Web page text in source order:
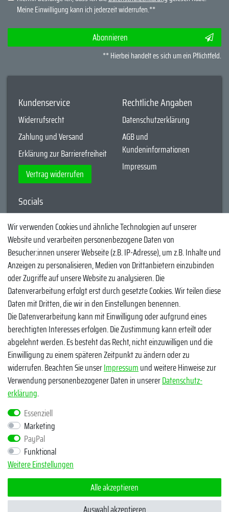
Meine Einwilligung kann ich jederzeit widerrufen.**
Abonnieren
** Hierbei handelt es sich um ein Pflichtfeld.
Kundenservice
Widerrufsrecht
Zahlung und Versand
Erklärung zur Barrierefreiheit
Vertrag widerrufen
Rechtliche Angaben
Datenschutzerklärung
AGB und
Kundeninformationen
Impressum
Socials
YouTube
Facebook
Instagram
TikTok
Zahlungsmethoden
Egal ob Barsch, Hecht, Zander und Co. - Riverfighters ist der
Shop für Raubfischangler - Von Anglern für Angler
* Alle Preise inklusive MwSt. zzgl. Versandkosten
** Bei Variantenartikeln mit unterschiedlichen Preisen pro Variante
bezieht sich die angegebene UVP auf die Variante mit dem
niedrigsten Preis. Die UVP zu den weiteren Varianten wird bei Klick
auf die jeweilige Variante angezeigt.
© Copyright 2026 | Alle Rechte vorbehalten - Riverfighters UG
Wir verwenden Cookies und ähnliche Technologien auf unserer
Website und verarbeiten personenbezogene Daten von
Besucher:innen unserer Webseite (z.B. IP-Adresse), um z.B. Inhalte und
Anzeigen zu personalisieren, Medien von Drittanbietern einzubinden
oder Zugriffe auf unsere Website zu analysieren. Die
Datenverarbeitung erfolgt erst durch gesetzte Cookies. Wir teilen diese
Daten mit Dritten, die wir in den Einstellungen benennen.
Die Datenverarbeitung kann mit Einwilligung oder aufgrund eines
berechtigten Interesses erfolgen. Die Zustimmung kann erteilt oder
abgelehnt werden. Es besteht das Recht, nicht einzuwilligen und die
Einwilligung zu einem späteren Zeitpunkt zu ändern oder zu
widerrufen. Beachten Sie unserImpressumund weitere Hinweise zur
Verwendung personenbezogener Daten in unsererDaten­schutz­
erklärung.
Essenziell
Marketing
PayPal
Funktional
Weitere Einstellungen
Alle akzeptieren